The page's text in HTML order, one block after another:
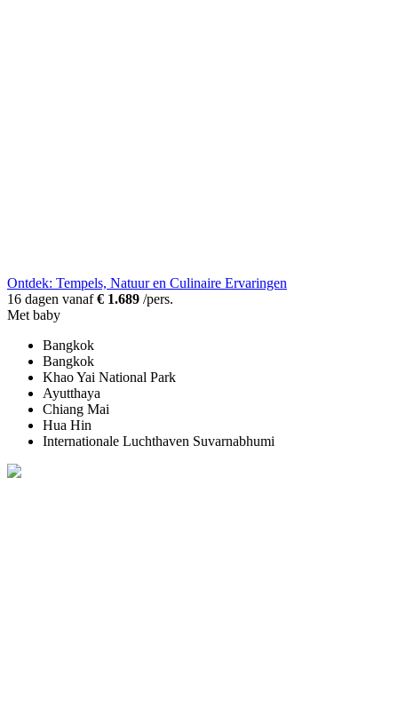
Ontdek: Tempels, Natuur en Culinaire Ervaringen
16 dagen vanaf€ 1.689 /pers.
Met baby
Bangkok
Bangkok
Khao Yai National Park
Ayutthaya
Chiang Mai
Hua Hin
Internationale Luchthaven Suvarnabhumi